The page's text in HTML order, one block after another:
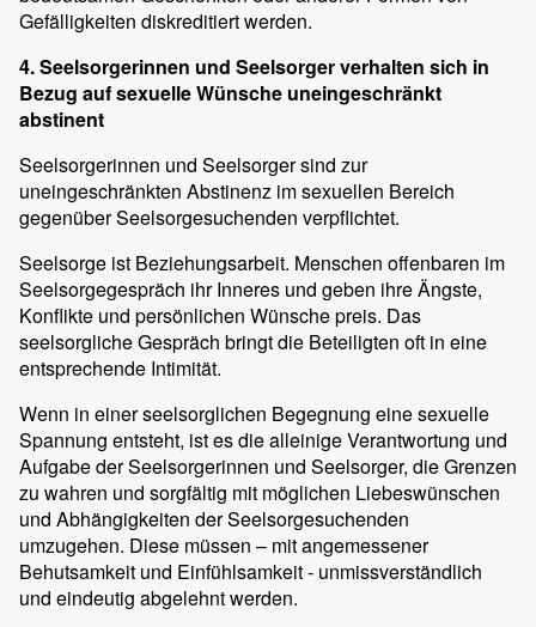
Gefälligkeiten diskreditiert werden.
4. Seelsorgerinnen und Seelsorger verhalten sich in
Bezug auf sexuelle Wünsche uneingeschränkt
abstinent
Seelsorgerinnen und Seelsorger sind zur
uneingeschränkten Abstinenz im sexuellen Bereich
gegenüber Seelsorgesuchenden verpflichtet.
Seelsorge ist Beziehungsarbeit. Menschen offenbaren im
Seelsorgegespräch ihr Inneres und geben ihre Ängste,
Konflikte und persönlichen Wünsche preis. Das
seelsorgliche Gespräch bringt die Beteiligten oft in eine
entsprechende Intimität.
Wenn in einer seelsorglichen Begegnung eine sexuelle
Spannung entsteht, ist es die alleinige Verantwortung und
Aufgabe der Seelsorgerinnen und Seelsorger, die Grenzen
zu wahren und sorgfältig mit möglichen Liebeswünschen
und Abhängigkeiten der Seelsorgesuchenden
umzugehen. Diese müssen – mit angemessener
Behutsamkeit und Einfühlsamkeit - unmissverständlich
und eindeutig abgelehnt werden.